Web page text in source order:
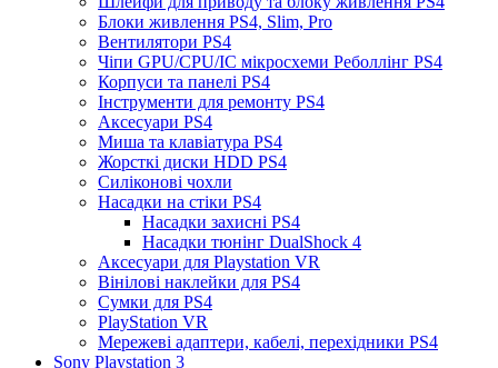
Блоки живлення PS4, Slim, Pro
Вентилятори PS4
Чіпи GPU/CPU/IC мікросхеми Реболлінг PS4
Корпуси та панелі PS4
Інструменти для ремонту PS4
Аксесуари PS4
Миша та клавіатура PS4
Жорсткі диски HDD PS4
Силіконові чохли
Насадки на стіки PS4
Насадки захисні PS4
Насадки тюнінг DualShock 4
Аксесуари для Playstation VR
Вінілові наклейки для PS4
Сумки для PS4
PlayStation VR
Мережеві адаптери, кабелі, перехідники PS4
Sony Playstation 3